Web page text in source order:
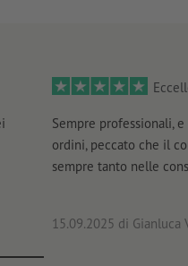
Sempre professionali,
ordini, peccato che il
sempre tanto nelle
15.09.2025 di Gianluca